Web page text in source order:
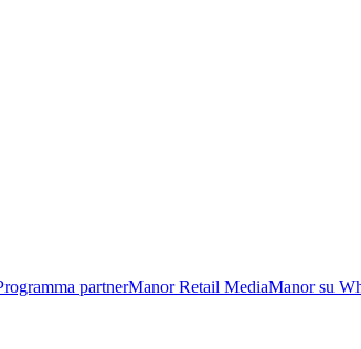
partnerManor Retail MediaManor su